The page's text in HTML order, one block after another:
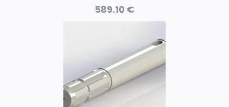
589.10 €